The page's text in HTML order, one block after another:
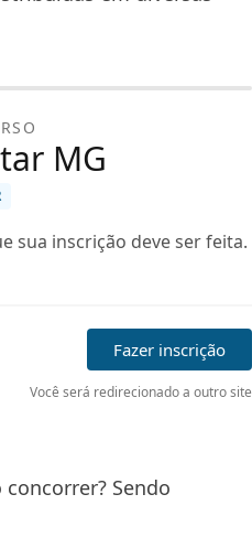
MG
sua inscrição deve ser feita.
Fazer inscrição
Você será redirecionado a outro site
Sendo